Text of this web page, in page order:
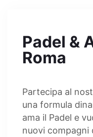
Padel &
Roma
Partecipa al
una formula
ama il Padel e
nuovi compagni